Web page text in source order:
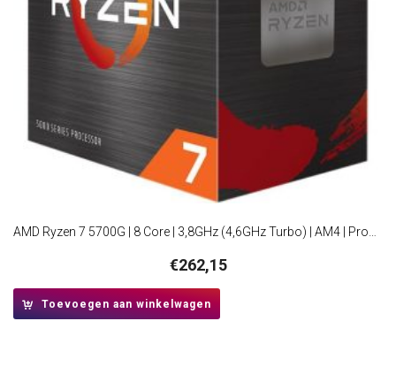
€262,15
Toevoegen aan winkelwagen